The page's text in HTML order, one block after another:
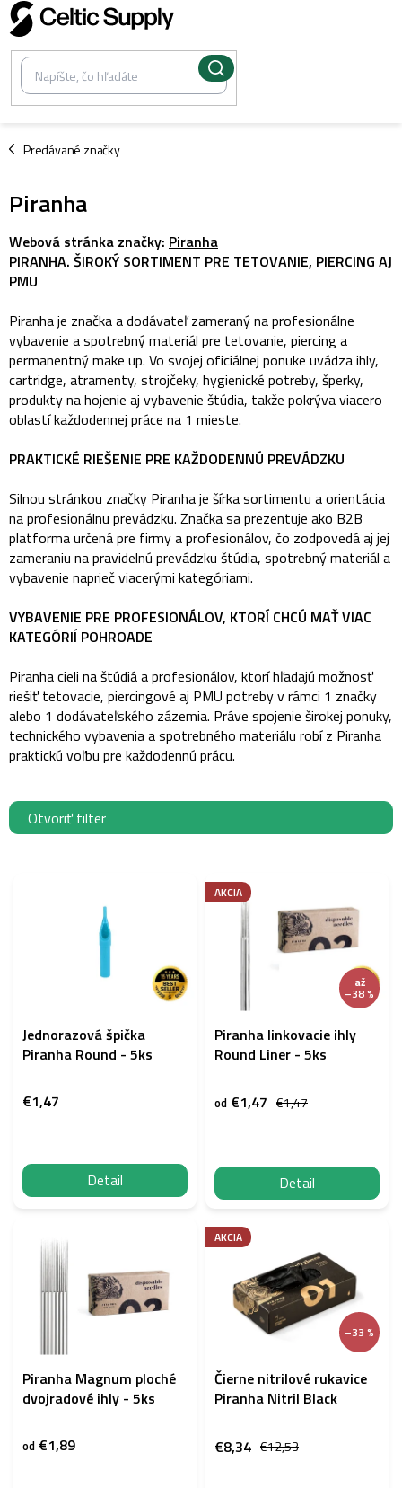
Prejsť
na
obsah
Predávané značky
/
Piranha
Webová stránka značky: Piranha
PIRANHA. ŠIROKÝ SORTIMENT PRE TETOVANIE, PIERCING AJ
PMU
Piranha je značka a dodávateľ zameraný na profesionálne
vybavenie a spotrebný materiál pre tetovanie, piercing a
permanentný make up. Vo svojej oficiálnej ponuke uvádza ihly,
cartridge, atramenty, strojčeky, hygienické potreby, šperky,
produkty na hojenie aj vybavenie štúdia, takže pokrýva viacero
oblastí každodennej práce na 1 mieste.
PRAKTICKÉ RIEŠENIE PRE KAŽDODENNÚ PREVÁDZKU
Silnou stránkou značky Piranha je šírka sortimentu a orientácia
na profesionálnu prevádzku. Značka sa prezentuje ako B2B
platforma určená pre firmy a profesionálov, čo zodpovedá aj jej
zameraniu na pravidelnú prevádzku štúdia, spotrebný materiál a
vybavenie naprieč viacerými kategóriami.
VYBAVENIE PRE PROFESIONÁLOV, KTORÍ CHCÚ MAŤ VIAC
KATEGÓRIÍ POHROADE
Piranha cieli na štúdiá a profesionálov, ktorí hľadajú možnosť
riešiť tetovacie, piercingové aj PMU potreby v rámci 1 značky
alebo 1 dodávateľského zázemia. Práve spojenie širokej ponuky,
technického vybavenia a spotrebného materiálu robí z Piranha
praktickú voľbu pre každodennú prácu.
Otvoriť filter
Jednorazová špička
Piranha Round - 5ks
€1,47
Detail
AKCIA
až
–38 %
Piranha linkovacie ihly
Round Liner - 5ks
€1,47
od €1,47
Detail
Piranha Magnum ploché
dvojradové ihly - 5ks
od €1,89
AKCIA
–33 %
Čierne nitrilové rukavice
Piranha Nitril Black
€12,53
€8,34